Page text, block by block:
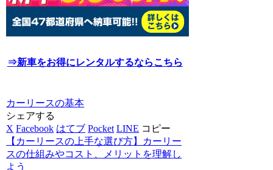
⇒新車をお得にレンタルするならこちら
カーリースの基本
シェアする
X Facebook はてブ Pocket LINE コピー
【カーリースの上手な選び方】カーリー
スの仕組みやコスト、メリットを理解し
よう